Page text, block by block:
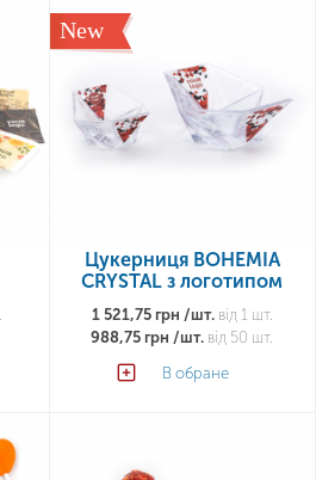
New
Цукерниця BOHEMIA
CRYSTAL з логотипом
1 521,75 грн /шт.від 1 шт.
988,75 грн /шт. від 50 шт.
В обране